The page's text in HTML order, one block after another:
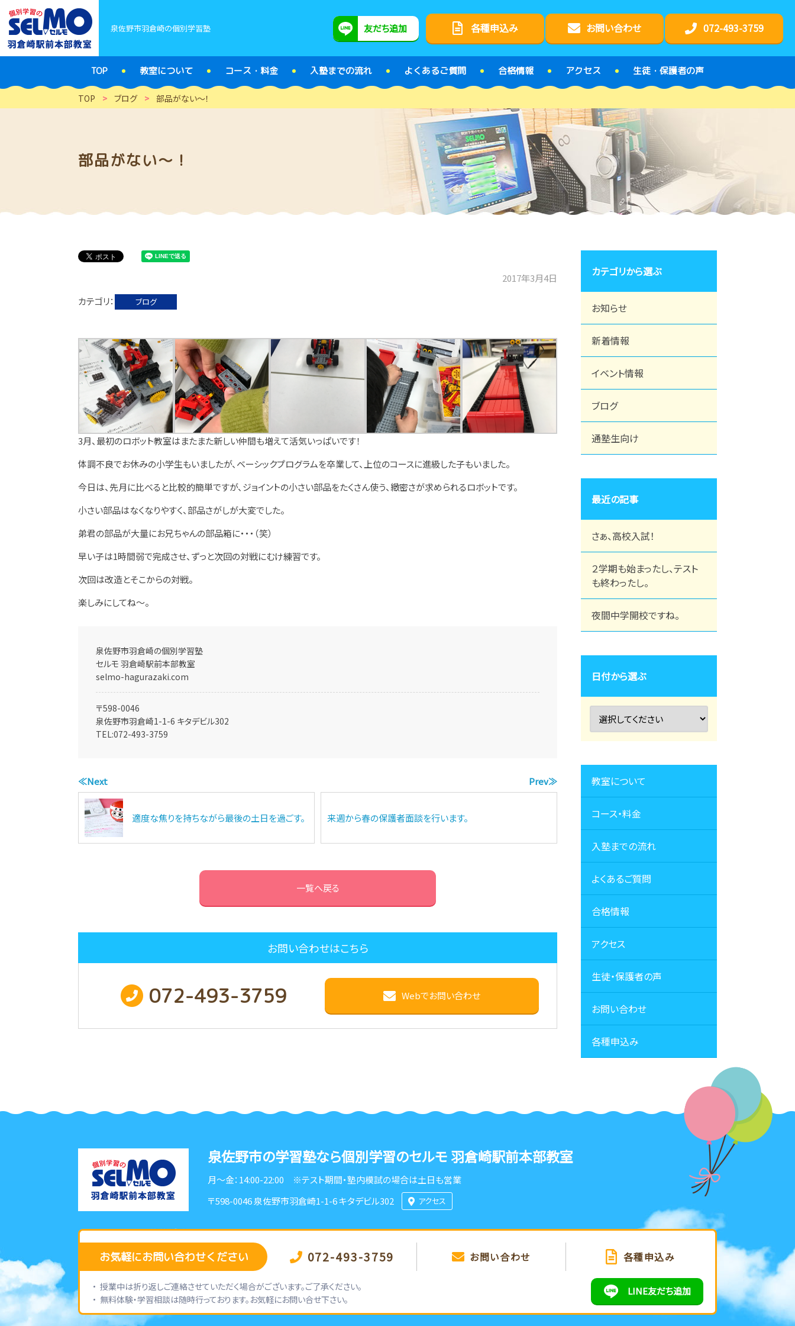
泉佐野市羽倉崎の個別学習塾 友だち追加 各種申込み お問い合わせ 072-493-3759
TOP 教室について コース・料金 入塾までの流れ よくあるご質問 合格情報 アクセス 生徒・保護者の声
TOP > ブログ > 部品がない～！
部品がない～！
2017年3月4日
カテゴリ
ブログ
3月、最初のロボット教室はまたまた新しい仲間も増えて活気いっぱいです！
体調不良でお休みの小学生もいましたが、ベーシックプログラムを卒業して、上位のコースに進級した子もいました。
今日は、先月に比べると比較的簡単ですが、ジョイントの小さい部品をたくさん使う、緻密さが求められるロボットです。
小さい部品はなくなりやすく、部品さがしが大変でした。
弟君の部品が大量にお兄ちゃんの部品箱に・・・（笑）
早い子は1時間弱で完成させ、ずっと次回の対戦にむけ練習です。
次回は改造とそこからの対戦。
楽しみにしてね～。
泉佐野市羽倉崎の個別学習塾
セルモ 羽倉崎駅前本部教室
selmo-hagurazaki.com
〒598-0046
泉佐野市羽倉崎1-1-6 キタデビル302
TEL:072-493-3759
≪Next
適度な焦りを持ちながら最後の土日を過ごす。
Prev≫
来週から春の保護者面談を行います。
一覧へ戻る
お問い合わせはこちら
072-493-3759 Webでお問い合わせ
カテゴリから選ぶ
お知らせ
新着情報
イベント情報
ブログ
通塾生向け
最近の記事
さぁ、高校入試！
２学期も始まったし、テスト
も終わったし。
夜間中学開校ですね。
日付から選ぶ
教室について
コース・料金
入塾までの流れ
よくあるご質問
合格情報
アクセス
生徒・保護者の声
お問い合わせ
各種申込み
泉佐野市の学習塾なら個別学習のセルモ 羽倉崎駅前本部教室
月〜金：14:00-22:00 ※テスト期間・塾内模試の場合は土日も営業
〒598-0046泉佐野市羽倉崎1-1-6 キタデビル302 アクセス
お気軽にお問い合わせください 072-493-3759 お問い合わせ 各種申込み
授業中は折り返しご連絡させていただく場合がございます。ご了承ください。
無料体験・学習相談は随時行っております。お気軽にお問い合せ下さい。
LINE友だち追加